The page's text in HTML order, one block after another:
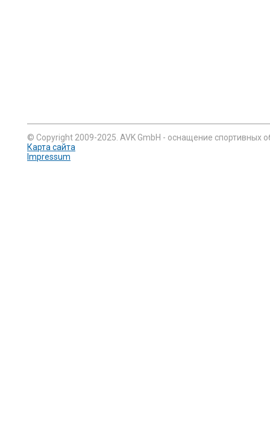
© Copyright 2009-2025. AVK GmbH - оснащение спортивных
Карта сайта
Impressum